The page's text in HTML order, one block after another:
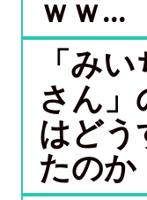
ｗｗ...
「み
さん
はどう
たのか